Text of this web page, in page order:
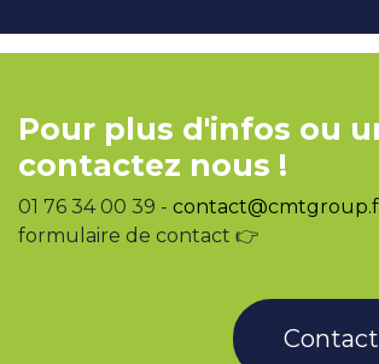
Pour plus d'infos ou
contactez nous !
01 76 34 00 39 -
formulaire de contact 👉